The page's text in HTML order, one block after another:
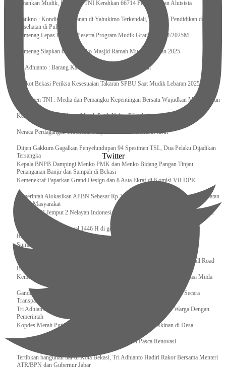
Amankan Mudik, Panglima TNI Kerahkan 66714 Personel Dan Alutsista
Pratikno : Kondisi Keamanan di Yahukimo Terkendali, Layanan Pendidikan dan
Kesehatan di Pulihkan
Kemenag Lepas Ratusan Peserta Program Mudik Gratis 1446 H/2025M
Kemenag Siapkan 6.180 Posko Masjid Ramah Mudik Lebaran 2025
Tri Adhianto : Barang Kadaluarsa Segera di Kembalikan
Walkot Bekasi Periksa Kesesuaian Takaran SPBU Saat Mudik Lebaran 2025
Kapuspen TNI : Media dan Pemangku Kepentingan Bersatu Wujudkan Mudik Aman
Kemenekraf Ajak Kabinet Merah Putih Nobar Film Animasi Jumbo
Neraca Perdagangan Indonesia Surplus 58 Bulan Berturut-turut
Ditjen Gakkum Gagalkan Penyelundupan 94 Spesimen TSL, Dua Pelaku Dijadikan
Tersangka
Kepala BNPB Dampingi Menko PMK dan Menko Bidang Pangan Tinjau
Penanganan Banjir dan Sampah di Bekasi
Kemenekraf Paparkan Grand Design dan 8 Asta Ekraf di Komisi VII DPR
Pemerintah Alokasikan APBN Sebesar Rp 3,4 Triliun untuk Program Cek Kesehatan
Gratis Masyarakat
Bakamla RI Jemput 2 Nelayan Indonesia di Perbatasan Terluar Indonesia Malaysia
Sidang Isbat Awal Syawal 1446 H di gelar oleh Kementerian Agama pada 29
Ramadan
Sumber Daya Adalah Tantangan Penanganan Darurat Bencana di Daerah
Dukung Kelancaran Lalu Lintas Libur Idul Fitri 1446h / 2025m, Waskita Toll Road
Berlakukan Diskon Tarif Sebesar 20%
Kemenekraf – Kemeninves Perkuat Sinergi Demi Lapangan Kerja Generasi Muda
Gandeng KPK , Gus Ipul Memastikan Penyaluran Bansos Dilakukan Secara
Transparan dan Tepat Sasaran
Tri Adhianto Katakan : Tarling Sebagai Sarana Komunikasi Antar Warga Dengan
Pemerintah
Kopdes Merah Putih Instrumen Penting Pengentasan Kemiskinan di Desa
Presiden, Prabowo Subianto Resmikan 17 Stadion Pasca Renovasi
Tertibkan bangunan liar di Kota Bekasi, Tri Adhianto Hadiri Rakor Bersama Menteri
ATR/BPN dan Gubernur Jabar
Twitter